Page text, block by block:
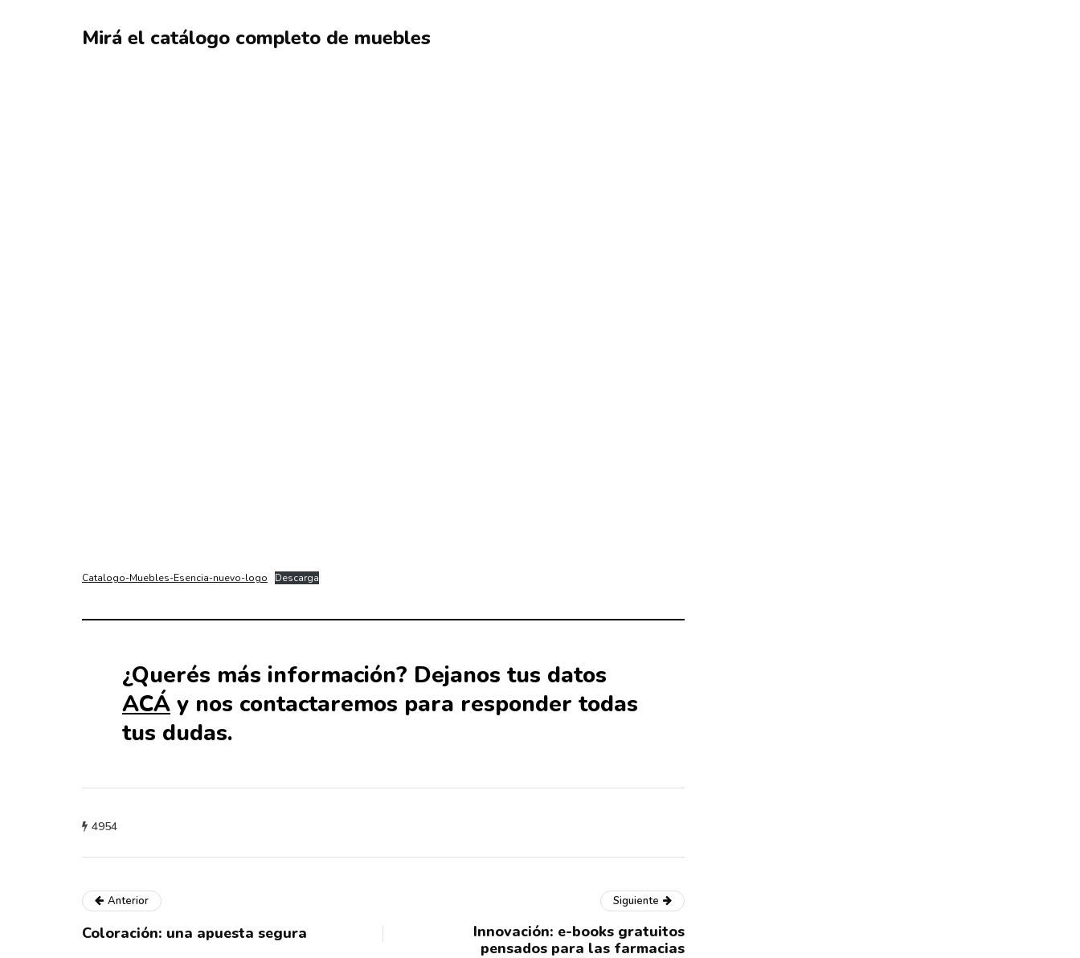
Mirá el catálogo completo de muebles
Catalogo-Muebles-Esencia-nuevo-logo Descarga
¿Querés más información? Dejanos tus datos
ACÁ y nos contactaremos para responder todas
tus dudas.
4954
Anterior
Coloración: una apuesta segura
Siguiente
Innovación: e-books gratuitos
pensados para las farmacias